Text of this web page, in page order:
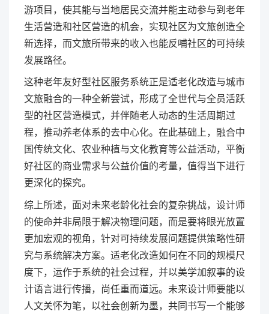
游项目，使其能与当地居民交流并能主动参与到老年
生活营造和社区营造的机会，实现社区为文旅创造全
新选择，而文旅所带来的收入也能反哺社区的可持续
发展路径。
这种老年友好型社区服务系统正是适老化改造与城市
文旅融合的一种全新尝试，形成了全世代与全员活跃
型的社区营造模式，并伴随老人动态的生活周期过
程，推动养老体系的去中心化。在此基础上，融合中
国传统文化、农业种植与文化教育等公益活动，平衡
好社区的商业需求与公益价值的考量，值得当下进行
更深化的探究。
综上所述，面对未来老龄化社会的复杂挑战，设计师
的使命并非局限于解决物理问题，而是要将眼光放置
更加宏观的视角，针对可持续发展问题提供策略性研
究与系统解决方案。适老化改造如何在不同的规模尺
度下，运作于系统的社会过程，并以美学加叙事的设
计语言进行传播，尚任重而道远。未来设计师要能以
人文关怀为笔，以社会创新为墨，共同书写一个能够